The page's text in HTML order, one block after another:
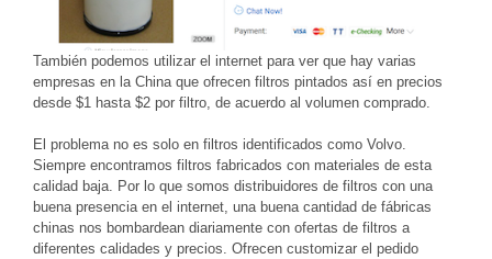
También podemos utilizar el internet para ver que hay varias
empresas en la China que ofrecen filtros pintados así en precios
desde $1 hasta $2 por filtro, de acuerdo al volumen comprado.
El problema no es solo en filtros identificados como Volvo.
Siempre encontramos filtros fabricados con materiales de esta
calidad baja. Por lo que somos distribuidores de filtros con una
buena presencia en el internet, una buena cantidad de fábricas
chinas nos bombardean diariamente con ofertas de filtros a
diferentes calidades y precios. Ofrecen customizar el pedido